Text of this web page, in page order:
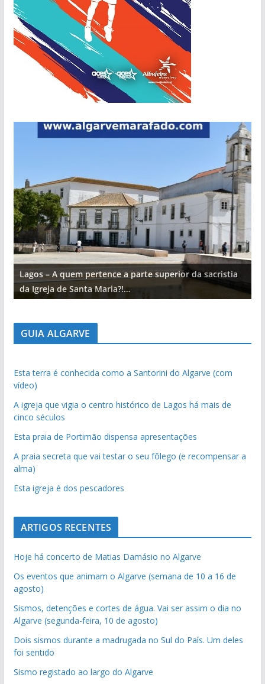
Lagos – A quem pertence a parte superior da sacristia
da Igreja de Santa Maria?!…
GUIA ALGARVE
Esta terra é conhecida como a Santorini do Algarve (com
vídeo)
A igreja que vigia o centro histórico de Lagos há mais de
cinco séculos
Esta praia de Portimão dispensa apresentações
A praia secreta que vai testar o seu fôlego (e recompensar a
alma)
Esta igreja é dos pescadores
ARTIGOS RECENTES
Hoje há concerto de Matias Damásio no Algarve
Os eventos que animam o Algarve (semana de 10 a 16 de
agosto)
Sismos, detenções e cortes de água. Vai ser assim o dia no
Algarve (segunda-feira, 10 de agosto)
Dois sismos durante a madrugada no Sul do País. Um deles
foi sentido
Sismo registado ao largo do Algarve